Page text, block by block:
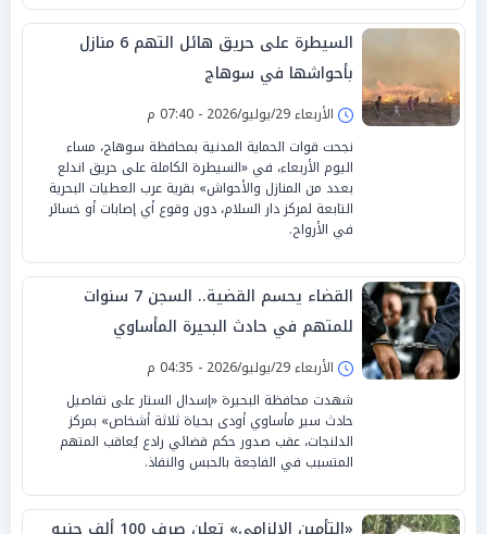
السيطرة على حريق هائل التهم 6 منازل
بأحواشها في سوهاج
الأربعاء 29/يوليو/2026 - 07:40 م
نجحت قوات الحماية المدنية بمحافظة سوهاج، مساء
اليوم الأربعاء، في «السيطرة الكاملة على حريق اندلع
بعدد من المنازل والأحواش» بقرية عرب العطيات البحرية
التابعة لمركز دار السلام، دون وقوع أي إصابات أو خسائر
في الأرواح.
القضاء يحسم القضية.. السجن 7 سنوات
للمتهم في حادث البحيرة المأساوي
الأربعاء 29/يوليو/2026 - 04:35 م
شهدت محافظة البحيرة «إسدال الستار على تفاصيل
حادث سير مأساوي أودى بحياة ثلاثة أشخاص» بمركز
الدلنجات، عقب صدور حكم قضائي رادع يُعاقب المتهم
المتسبب في الفاجعة بالحبس والنفاذ.